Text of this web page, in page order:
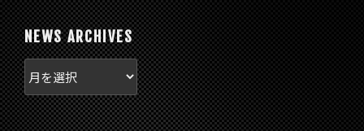
NEWS ARCHIVES